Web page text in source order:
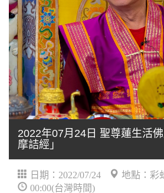
2022年07月24日 聖尊蓮生活
摩詰經」
日期：2022/07/24
地點：彩
00:00(台灣時間)